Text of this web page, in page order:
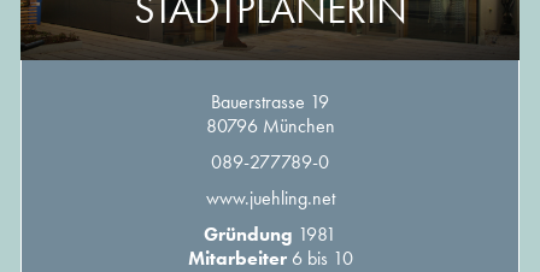
Bauerstrasse 19
80796 München
089-277789-0
www.juehling.net
Gründung 1981
Mitarbeiter6 bis 10